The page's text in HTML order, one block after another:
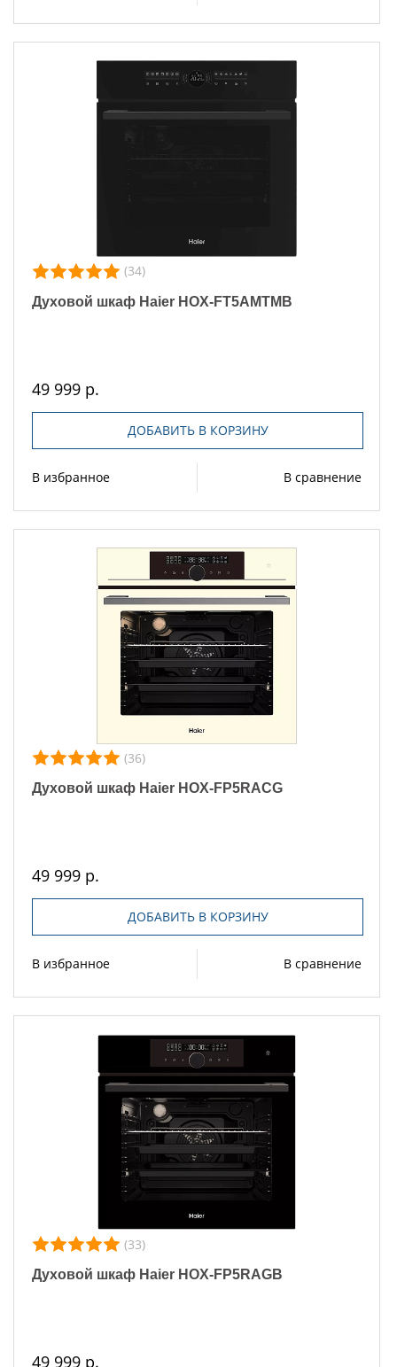
(34)
Духовой шкаф Haier HOX-FT5AMTMB
49 999 р.
ДОБАВИТЬ В КОРЗИНУ
В избранное В сравнение
(36)
Духовой шкаф Haier HOX-FP5RACG
49 999 р.
ДОБАВИТЬ В КОРЗИНУ
В избранное В сравнение
(33)
Духовой шкаф Haier HOX-FP5RAGB
49 999 р.